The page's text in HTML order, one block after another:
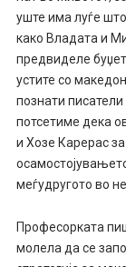
уште има луѓе
како Владата и
предвиделе
устите со
познати
потсетиме дека
и Хозе Карерас
меѓудругото во
Професорката
молела да се